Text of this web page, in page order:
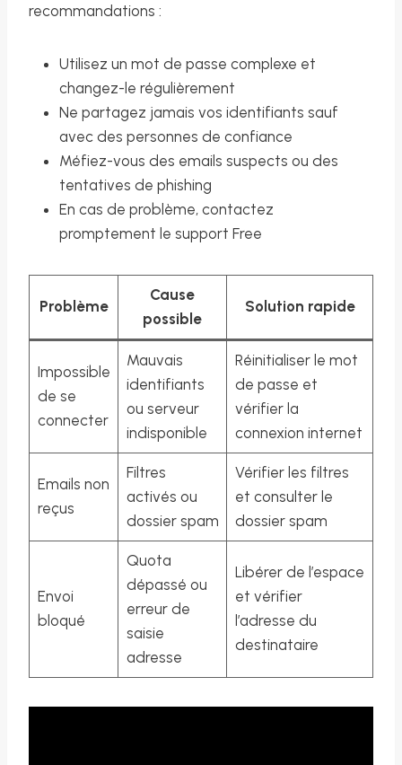
recommandations :
Utilisez un mot de passe complexe et
changez-le régulièrement
Ne partagez jamais vos identifiants sauf
avec des personnes de confiance
Méfiez-vous des emails suspects ou des
tentatives de phishing
En cas de problème, contactez
promptement le support Free
Problème
Cause
possible
Solution rapide
Impossible
de se
connecter
Mauvais
identifiants
ou serveur
indisponible
Réinitialiser le mot
de passe et
vérifier la
connexion internet
Emails non
reçus
Filtres
activés ou
dossier spam
Vérifier les filtres
et consulter le
dossier spam
Envoi
bloqué
Quota
dépassé ou
erreur de
saisie
adresse
Libérer de l’espace
et vérifier
l’adresse du
destinataire